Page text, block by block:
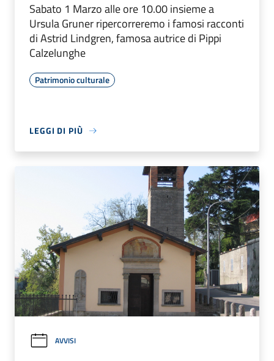
Sabato 1 Marzo alle ore 10.00 insieme a
Ursula Gruner ripercorreremo i famosi racconti
di Astrid Lindgren, famosa autrice di Pippi
Calzelunghe
Patrimonio culturale
LEGGI DI PIÙ
AVVISI